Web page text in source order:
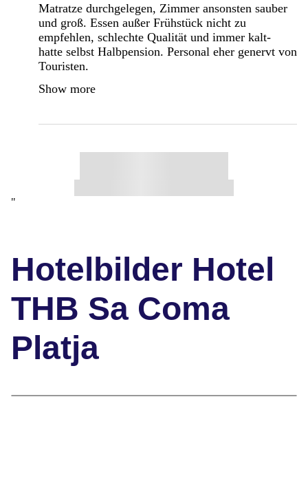
Matratze durchgelegen, Zimmer ansonsten sauber
und groß. Essen außer Frühstück nicht zu
empfehlen, schlechte Qualität und immer kalt-
hatte selbst Halbpension. Personal eher genervt von
Touristen.
Show more
"
Hotelbilder Hotel
THB Sa Coma
Platja